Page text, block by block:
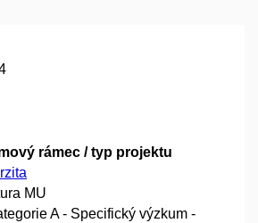
rámec / typ projektu
MU
A - Specifický výzkum -